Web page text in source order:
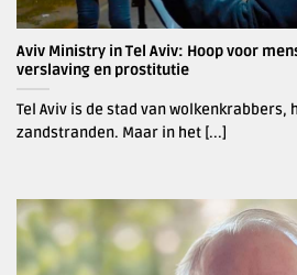
Aviv Ministry in Tel Aviv: Hoop voor
verslaving en prostitutie
Tel Aviv is de stad van wolkenkrabbers,
zandstranden. Maar in het [...]